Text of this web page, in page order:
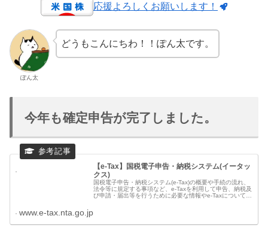
応援よろしくお願いします！
ぽん太
どうもこんにちわ！！ぽん太です。
今年も確定申告が完了しました。
【e-Tax】国税電子申告・納税システム(イータッ
クス)
国税電子申告・納税システム(e-Tax)の概要や手続の流れ、
法令等に規定する事項など、e-Taxを利用して申告、納税及
び申請・届出等を行うために必要な情報やe-Taxについての
www.e-tax.nta.go.jp